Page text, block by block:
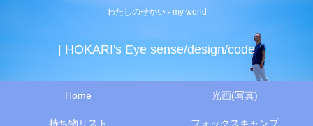
わたしのせかい - my world
| HOKARI's Eye sense/design/code
Home 光画(写真)
持ち物リスト フォックスキャンプ